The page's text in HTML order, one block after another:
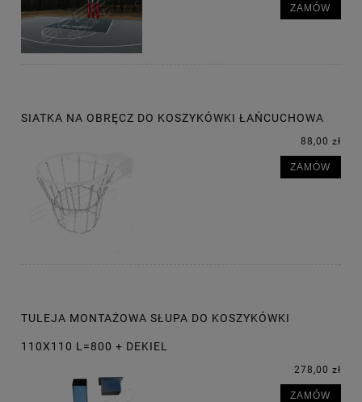
ZAMÓW
SIATKA NA OBRĘCZ DO KOSZYKÓWKI ŁAŃCUCHOWA
88,00 zł
ZAMÓW
TULEJA MONTAŻOWA SŁUPA DO KOSZYKÓWKI
110X110 L=800 + DEKIEL
278,00 zł
ZAMÓW